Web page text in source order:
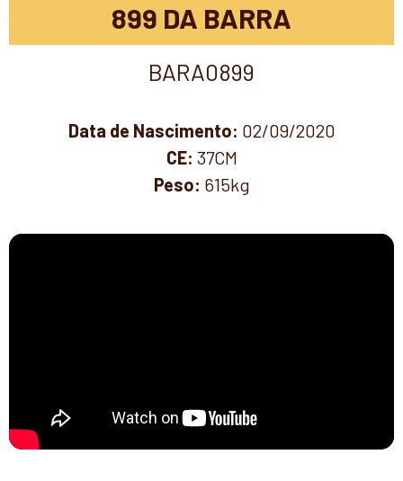
899 DA BARRA
BARA0899
Data de Nascimento: 02/09/2020
CE: 37CM
Peso: 615kg